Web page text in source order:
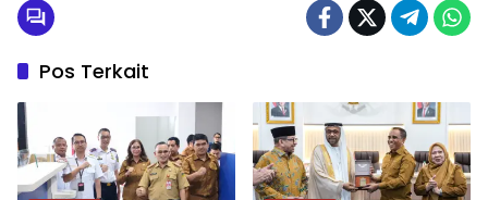
Pos Terkait